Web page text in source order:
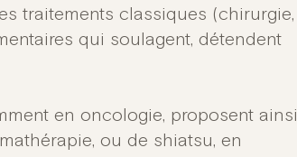
traitements classiques (chirurgie,
qui soulagent, détendent
en oncologie, proposent ainsi
ou de shiatsu, en